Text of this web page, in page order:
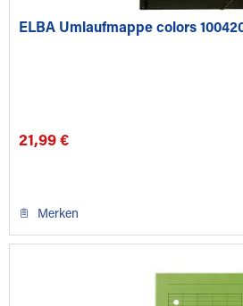
ELBA Umlaufmappe colors
21,99 €
Merken